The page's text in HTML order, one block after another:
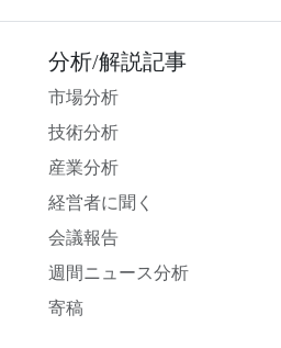
分析/解説記事
市場分析
技術分析
産業分析
経営者に聞く
会議報告
週間ニュース分析
寄稿